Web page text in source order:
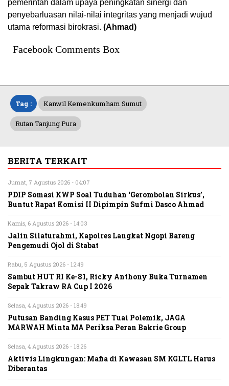
pemerintah dalam upaya peningkatan sinergi dan
penyebarluasan nilai-nilai integritas yang menjadi wujud
utama reformasi birokrasi. (Ahmad)
Facebook Comments Box
Tag : Kanwil Kemenkumham Sumut
Rutan Tanjung Pura
BERITA TERKAIT
Jumat, 7 Agustus 2026 - 04:07
PDIP Somasi KWP Soal Tuduhan ‘Gerombolan Sirkus’,
Buntut Rapat Komisi II Dipimpin Sufmi Dasco Ahmad
Kamis, 6 Agustus 2026 - 14:03
Jalin Silaturahmi, Kapolres Langkat Ngopi Bareng
Pengemudi Ojol di Stabat
Rabu, 5 Agustus 2026 - 12:49
Sambut HUT RI Ke-81, Ricky Anthony Buka Turnamen
Sepak Takraw RA Cup I 2026
Selasa, 4 Agustus 2026 - 18:49
Putusan Banding Kasus PET Tuai Polemik, JAGA
MARWAH Minta MA Periksa Peran Bakrie Group
Selasa, 4 Agustus 2026 - 18:26
Aktivis Lingkungan: Mafia di Kawasan SM KGLTL Harus
Diberantas